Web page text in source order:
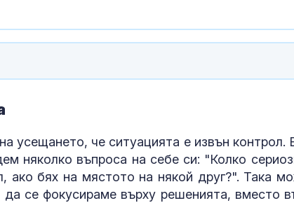
усещането, че ситуацията е извън контрол.
няколко въпроса на себе си: "Колко
ако бях на мястото на някой друг?". Така
се фокусираме върху решенията, вместо